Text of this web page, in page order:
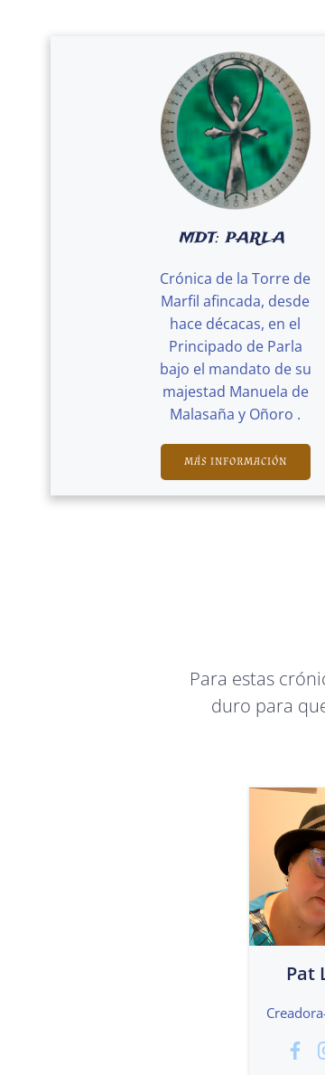
MDT: PARLA
Crónica de la Torre de
Marfil afincada, desde
hace décacas, en el
Principado de Parla
bajo el mandato de su
majestad Manuela de
Malasaña y Oñoro .
MÁS INFORMACIÓN
Para estas
duro para
Pat